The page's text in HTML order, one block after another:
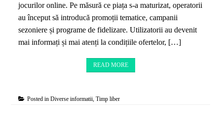
jocurilor online. Pe măsură ce piața s-a maturizat, operatorii
au început să introducă promoții tematice, campanii
sezoniere și programe de fidelizare. Utilizatorii au devenit
mai informați și mai atenți la condițiile ofertelor, […]
READ MORE
Posted inDiverse informatii,Timp liber